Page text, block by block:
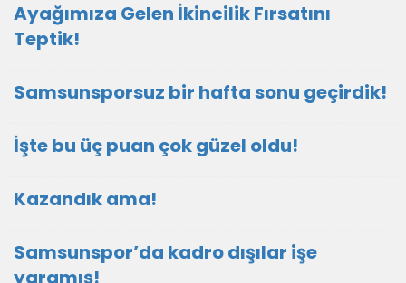
Ayağımıza Gelen İkincilik Fırsatını
Teptik!
Samsunsporsuz bir hafta sonu geçirdik!
İşte bu üç puan çok güzel oldu!
Kazandık ama!
Samsunspor’da kadro dışılar işe
yaramış!